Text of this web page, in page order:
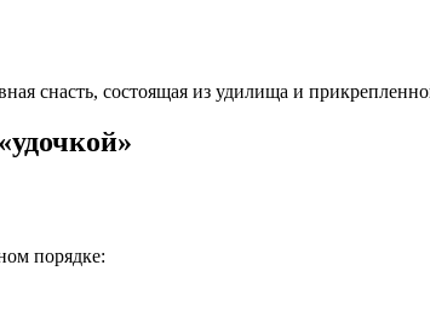
снасть, состоящая из удилища и
порядке: